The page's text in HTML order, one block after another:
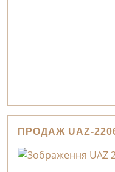
ПРОДАЖ UAZ-